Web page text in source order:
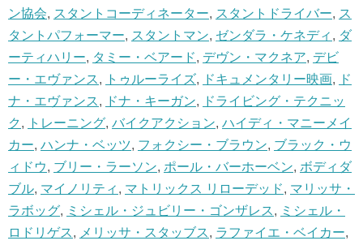
ン協会, スタントコーディネーター, スタントドライバー, ス
タントパフォーマー, スタントマン, ゼンダラ・ケネディ , ダ
ーティハリー, タミー・ベアード, デヴン・マクネア, デビ
ー・エヴァンス, トゥルーライズ, ドキュメンタリー映画, ド
ナ・エヴァンス, ドナ・キーガン, ドライビング・テクニッ
ク , トレーニング, バイクアクション, ハイディ・マニーメイ
カー, ハンナ・ベッツ, フォクシー・ブラウン, ブラック・ウ
ィドウ, ブリー・ラーソン, ポール・バーホーベン, ボディダ
ブル, マイノリティ , マトリックス リローデッド, マリッサ・
ラボッグ, ミシェル・ジュビリー・ゴンザレス, ミシェル・
ロドリゲス, メリッサ・スタッブス, ラファイエ・ベイカー,